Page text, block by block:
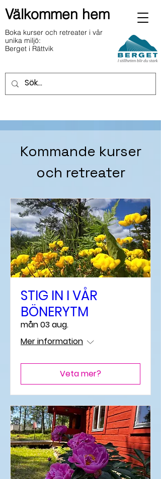
Välkommen hem
Boka kurser och retreater i vår
unika miljö:
Berget i Rättvik
Kommande kurser
och retreater
STIG IN I VÅR
BÖNERYTM
mån 03 aug.
Mer information
Veta mer?